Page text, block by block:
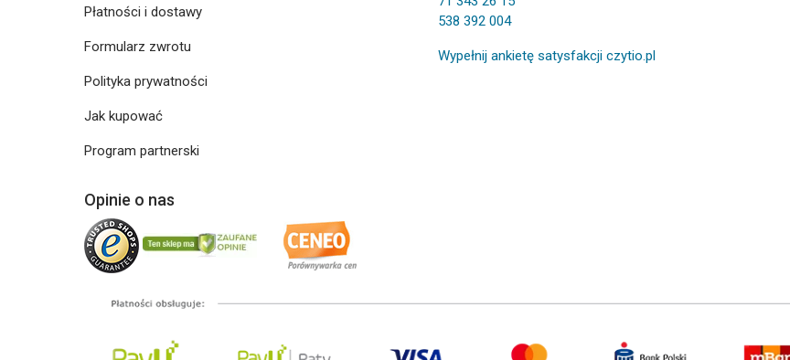
Płatności i dostawy
Formularz zwrotu
Polityka prywatności
Jak kupować
Program partnerski
538 392 004
Wypełnij ankietę satysfakcji czytio.pl
Opinie o nas